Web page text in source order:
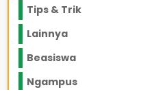
Tips & Trik
Lainnya
Beasiswa
Ngampus